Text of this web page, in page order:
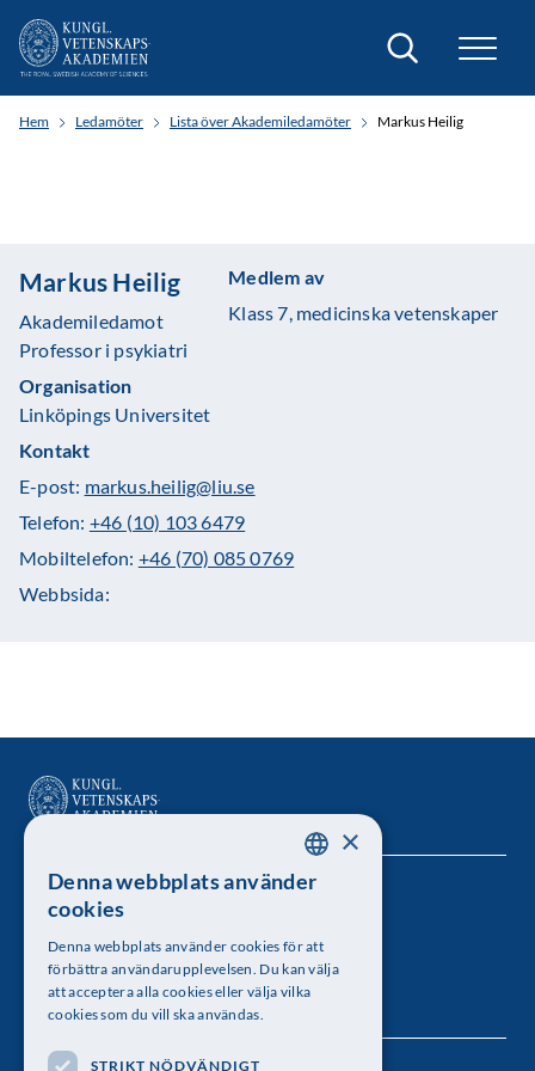
Sök
Hem Ledamöter Lista över Akademiledamöter Markus Heilig
Markus Heilig
Akademiledamot
Professor i psykiatri
Organisation
Linköpings Universitet
Medlem av
Klass 7, medicinska vetenskaper
Kontakt
E-post: markus.heilig@liu.se
Telefon: +46 (10) 103 6479
Mobiltelefon: +46 (70) 085 0769
Webbsida:
Kungl. Vetenskapsakademien
Besöksadress: Lilla Frescativägen 4A
Telefon: 08-673 95 00
SWEDISH
×
Denna webbplats använder
cookies
Denna webbplats använder cookies för att
förbättra användarupplevelsen. Du kan välja
att acceptera alla cookies eller välja vilka
cookies som du vill ska användas.
STRIKT NÖDVÄNDIGT